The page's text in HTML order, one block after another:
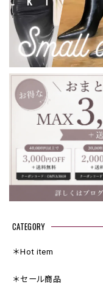
CATEGORY
＊Hot item
＊セール商品